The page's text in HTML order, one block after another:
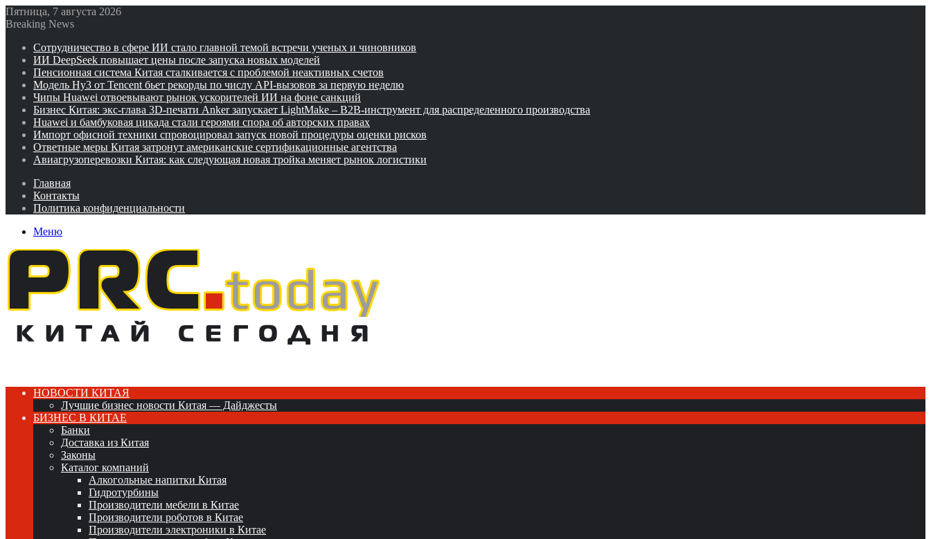
Пятница, 7 августа 2026
Breaking News
Сотрудничество в сфере ИИ стало главной темой встречи ученых и чиновников
ИИ DeepSeek повышает цены после запуска новых моделей
Пенсионная система Китая сталкивается с проблемой неактивных счетов
Модель Hy3 от Tencent бьет рекорды по числу API-вызовов за первую неделю
Чипы Huawei отвоевывают рынок ускорителей ИИ на фоне санкций
Бизнес Китая: экс-глава 3D-печати Anker запускает LightMake – B2B-инструмент для распределенного производства
Huawei и бамбуковая цикада стали героями спора об авторских правах
Импорт офисной техники спровоцировал запуск новой процедуры оценки рисков
Ответные меры Китая затронут американские сертификационные агентства
Авиагрузоперевозки Китая: как следующая новая тройка меняет рынок логистики
Главная
Контакты
Политика конфиденциальности
Меню
НОВОСТИ КИТАЯ
Лучшие бизнес новости Китая — Дайджесты
БИЗНЕС В КИТАЕ
Банки
Доставка из Китая
Законы
Каталог компаний
Алкогольные напитки Китая
Гидротурбины
Производители мебели в Китае
Производители роботов в Китае
Производители электроники в Китае